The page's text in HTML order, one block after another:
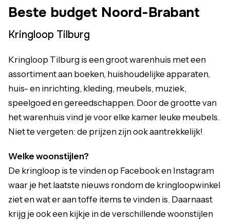
Beste budget Noord-Brabant
Kringloop Tilburg
Kringloop Tilburg is een groot warenhuis met een
assortiment aan boeken, huishoudelijke apparaten,
huis- en inrichting, kleding, meubels, muziek,
speelgoed en gereedschappen. Door de grootte van
het warenhuis vind je voor elke kamer leuke meubels.
Niet te vergeten: de prijzen zijn ook aantrekkelijk!
Welke woonstijlen?
De kringloop is te vinden op Facebook en Instagram
waar je het laatste nieuws rondom de kringloopwinkel
ziet en wat er aan toffe items te vinden is. Daarnaast
krijg je ook een kijkje in de verschillende woonstijlen